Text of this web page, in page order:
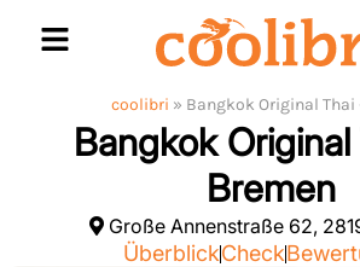
coolibri » Bangkok Original Thai
Bangkok
Bremen
Große Annenstraße 62,
ÜberblickCheck